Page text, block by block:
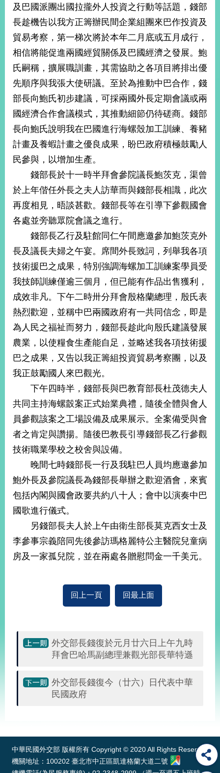
國
家
與
地
區
國
際
播
政
府
資
開
民
本
部
相
關
網
站
部
長
信
箱
粉
絲
專
LINEInstagram
X平台
(原推特)
APPYouTube
RSS
府
網
站
資
放
宣
告
資
安
全
政
網
站
說
及巴國派團出國拉攏外人投資之行動等話題，錢部
長趁機告以我方正籌辦民間企業組團來巴作投資及
貿易考察，第一梯次將於本年二月底或五月成行，
相信將能促進兩國經貿關係及巴國經濟之發展。鮑
氏嗣稱，擴展職訓畫，其需協助之各項目將排出優
先順序與我張大使研議。至於為推動中巴合作，錢
部長向鮑氏初步建議，可採兩國外長定期會議或兩
國經濟合作會議模式，其推動細節仍待磋商。錢部
長向鮑氏說明我在巴國進行海螺殼加工訓練、養豬
計畫及養蝦計畫之優良成果，盼巴政府積極鼓勵人
民參與，以增加生產。
錢部長於十一時半拜會參院議長鮑茨克，渠曾
於上年偕任外長之夫人訪華而與錢部長相識，此次
再度相見，晤談甚歡。錢部長等在引導下參觀國會
各處並旁聽眾院會議之進行。
錢部長乙行及駐館同仁午間應邀參加鮑茨克外
長及議長夫婦之午宴。席間外長致詞，列舉我各項
技術援巴之成果，特別強調海螺加工訓練案學員受
我技師訓練僅逾三個月，但已能有作品出售獲利，
成效非凡。下午二時卅分拜會殷格蘭總理，殷氏表
熱烈歡迎，並稱中巴兩國政府有一共同信念，即是
為人民之福祉而努力，錢部長趁此向殷氏建議發展
農業，以使糧食生產能自足，並略述我各項技術援
巴之成果，又告以我正籌組投資貿易考察團，以及
我正鼓勵國人來巴觀光。
下午四時半，錢部長與巴教育部長杜茂德夫人
共同主持海螺瞉案正式始業典禮，隨後全體與會人
員參觀該案之工場設備及成果展示。全案備受與會
者之肯定與讚揚。隨後巴教長引導錢部長乙行參觀
技術職業學校之校舍與設備。
晚間七時錢部長一行及我駐巴人員均應邀參加
鮑外長及參院議長為錢部長舉辦之歡迎酒會，來賓
包括內閣與國會政要共約八十人；會中以演奏中巴
國歌進行儀式。
另錢部長夫人於上午由衛生部長莫克西女士及
李參事宗義陪同先後參訪瑪格麗特公主醫院兒童病
房及一家孤兒院，並在兩處各贈慰問金一千美元。
回上一頁 回最上面
外交部長錢復於元月廿六日上午九時
拜會巴哈馬副總理兼觀光部長華特遜
外交部長錢復今（廿六）日代表中華
民國政府
中華民國外交部 版權所有 Copyright © 2020 All Rights Reserved
機關地址：100202 臺北市中正區凱達格蘭大道二號